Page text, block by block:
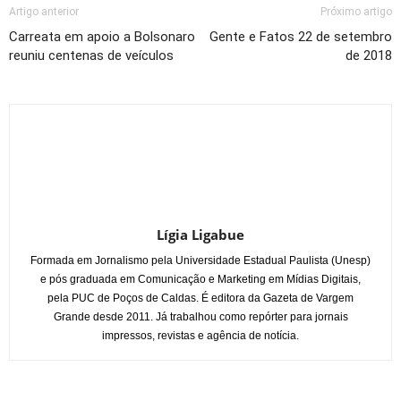
Artigo anterior
Carreata em apoio a Bolsonaro
reuniu centenas de veículos
Próximo artigo
Gente e Fatos 22 de setembro
de 2018
Lígia Ligabue
Formada em Jornalismo pela Universidade Estadual Paulista (Unesp)
e pós graduada em Comunicação e Marketing em Mídias Digitais,
pela PUC de Poços de Caldas. É editora da Gazeta de Vargem
Grande desde 2011. Já trabalhou como repórter para jornais
impressos, revistas e agência de notícia.